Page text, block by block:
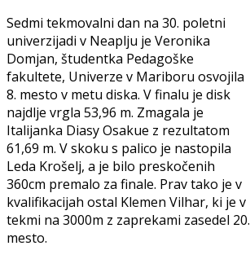
Sedmi tekmovalni dan na 30. poletni
univerzijadi v Neaplju je Veronika
Domjan, študentka Pedagoške
fakultete, Univerze v Mariboru osvojila
8. mesto v metu diska. V finalu je disk
najdlje vrgla 53,96 m. Zmagala je
Italijanka Diasy Osakue z rezultatom
61,69 m. V skoku s palico je nastopila
Leda Krošelj, a je bilo preskočenih
360cm premalo za finale. Prav tako je v
kvalifikacijah ostal Klemen Vilhar, ki je v
tekmi na 3000m z zaprekami zasedel 20.
mesto.